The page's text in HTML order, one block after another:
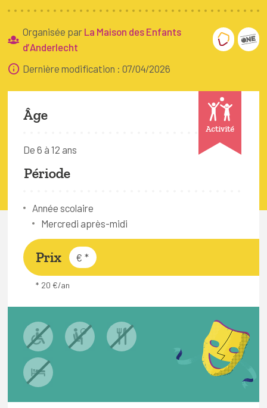
Trouver une activité
Bruxelles Temps Libre
Organisée par La Maison des Enfants
d’Anderlecht
Dernière modification : 07/04/2026
Activité
Âge
De 6 à 12 ans
Période
Année scolaire
Mercredi après-midi
Prix € *
* 20 €/an